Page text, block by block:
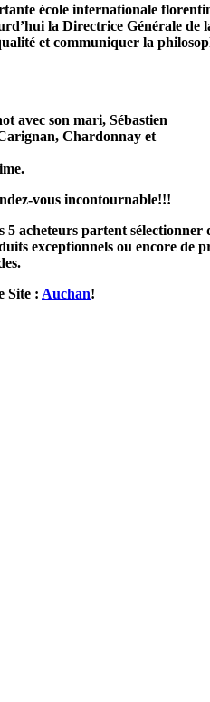
école internationale
la Directrice Générale de
et communiquer la
avec son mari, Sébastien
Chardonnay et
vous incontournable!!!
acheteurs partent sélectionner
exceptionnels ou encore de
Site : Auchan!